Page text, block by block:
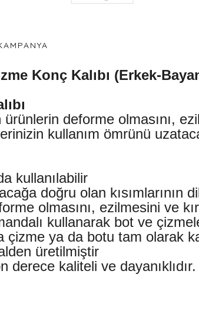
Konç Kalıbı (Erkek-
deforme olmasını,
kullanım ömrünü
kullanılabilir
doğru olan kısımlarının
olmasını, ezilmesini ve
kullanarak bot ve
çizme ya da botu tam olarak
üretilmiştir
derece kaliteli ve dayanıklıdır.